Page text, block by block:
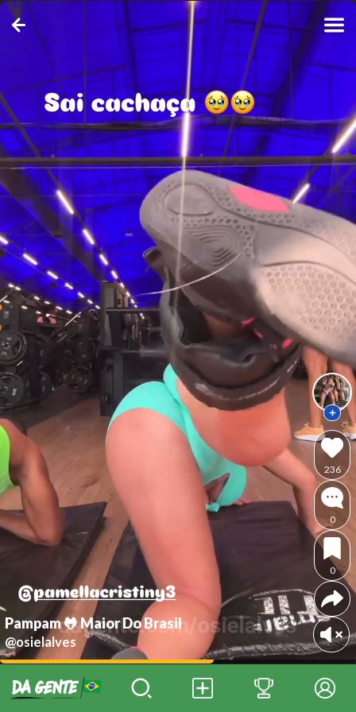
Pampam 🐸 Maior Do Brasil
@osielalves
236
0
0